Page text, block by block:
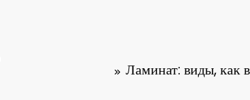
Ламинат: виды, как